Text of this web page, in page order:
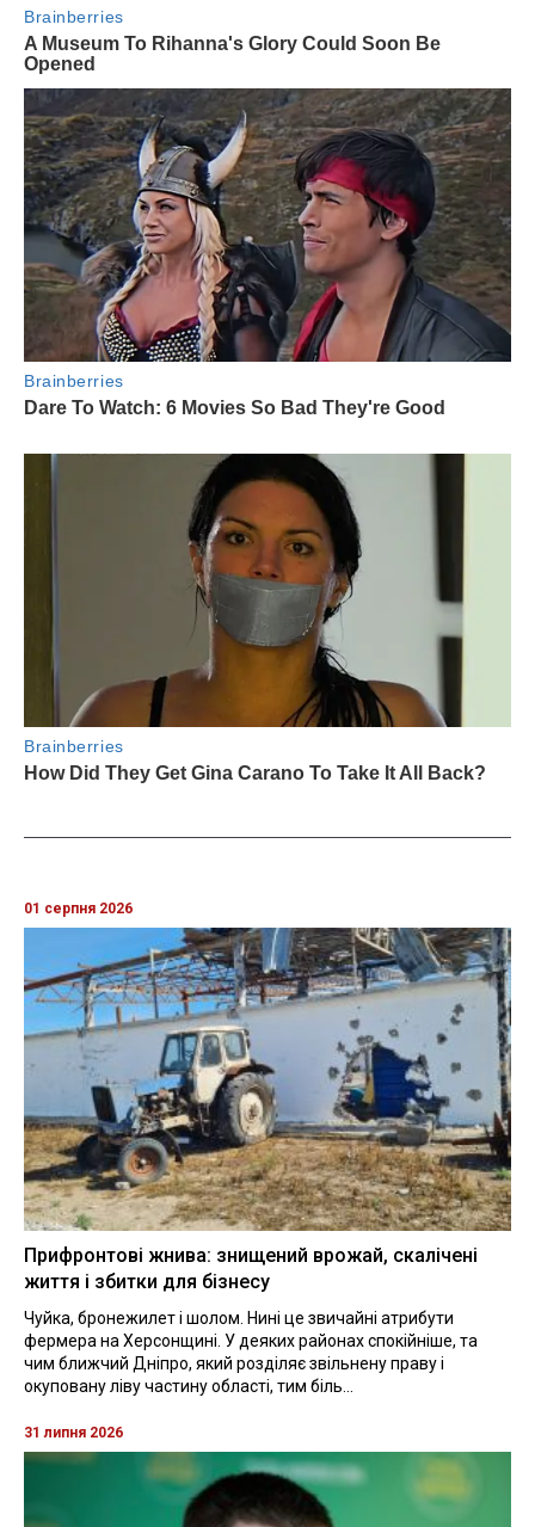
01 серпня 2026
Прифронтові жнива: знищений врожай, скалічені
життя і збитки для бізнесу
Чуйка, бронежилет і шолом. Нині це звичайні атрибути
фермера на Херсонщині. У деяких районах спокійніше, та
чим ближчий Дніпро, який розділяє звільнену праву і
окуповану ліву частину області, тим біль...
31 липня 2026